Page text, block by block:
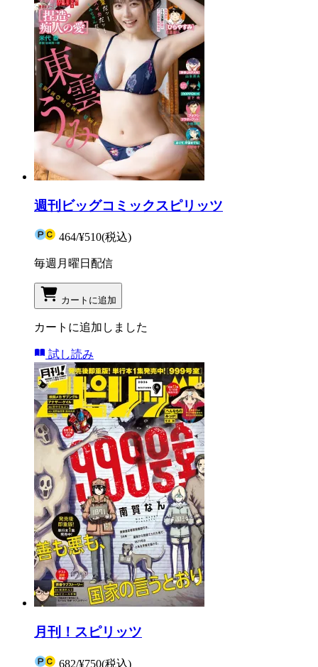
週刊ビッグコミックスピリッツ
464/¥510(税込)
毎週月曜日配信
カートに追加
カートに追加しました
試し読み
月刊！スピリッツ
682/¥750(税込)